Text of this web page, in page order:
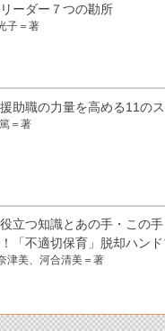
ーダー７つの勘所
子＝著
助職の力量を高める11の
＝著
立つ知識とあの手・この
「不適切保育」脱却ハンド
津美、河合清美＝著